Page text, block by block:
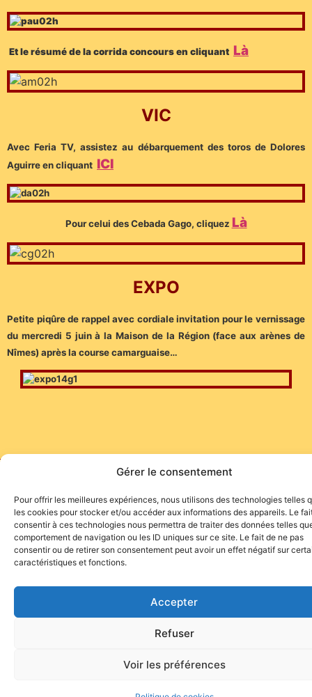
Gérer le consentement
Pour offrir les meilleures expériences, nous utilisons des technologies telles
les cookies pour stocker et/ou accéder aux informations des appareils. Le
consentir à ces technologies nous permettra de traiter des données telles
comportement de navigation ou les ID uniques sur ce site. Le fait de ne pas
consentir ou de retirer son consentement peut avoir un effet négatif sur
caractéristiques et fonctions.
Accepter
Refuser
Voir les préférences
Et le résumé de la corrida concours en cliquant Là
VIC
Avec Feria TV, assistez au débarquement des toros de Dolores
Aguirre en cliquant ICI
Pour celui des Cebada Gago, cliquez Là
EXPO
Petite piqûre de rappel avec cordiale invitation pour le vernissage
du mercredi 5 juin à la Maison de la Région (face aux arènes de
Nîmes) après la course camarguaise…
Site de l'association TOROFIESTA